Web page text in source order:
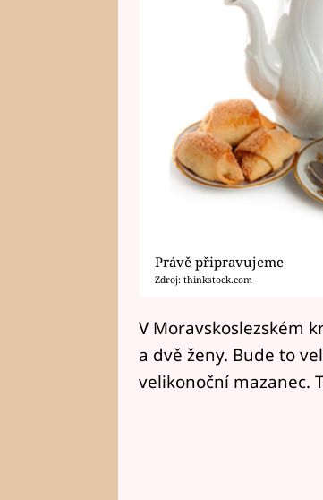
Právě připravujeme
Zdroj: thinkstock.com
V Moravskoslezském
a dvě ženy. Bude to
velikonoční mazanec.